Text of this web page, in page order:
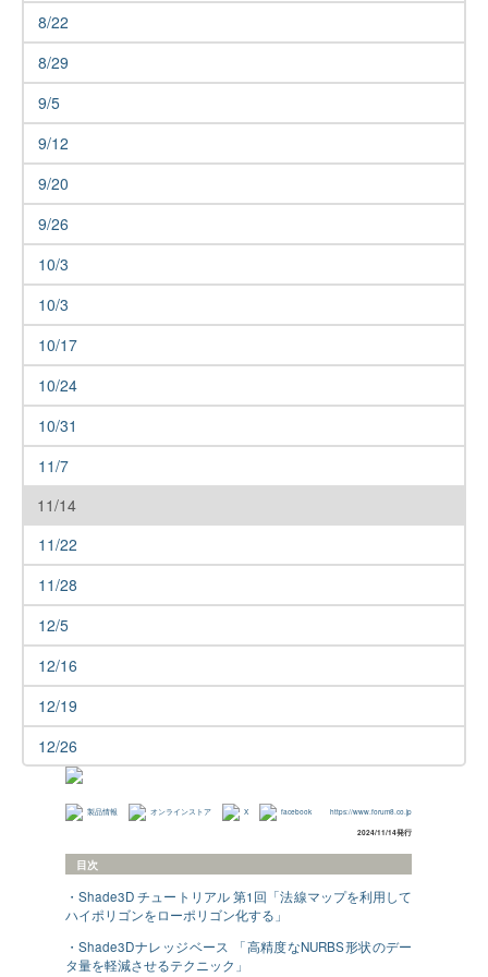
8/22
8/29
9/5
9/12
9/20
9/26
10/3
10/3
10/17
10/24
10/31
11/7
11/14
11/22
11/28
12/5
12/16
12/19
12/26
製品情報 オンラインストア X facebook https://www.forum8.co.jp
2024/11/14発行
目次
・Shade3D チュートリアル 第1回「法線マップを利用して
ハイポリゴンをローポリゴン化する」
・Shade3Dナレッジベース 「高精度なNURBS形状のデー
タ量を軽減させるテクニック」